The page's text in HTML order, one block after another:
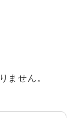
ません。